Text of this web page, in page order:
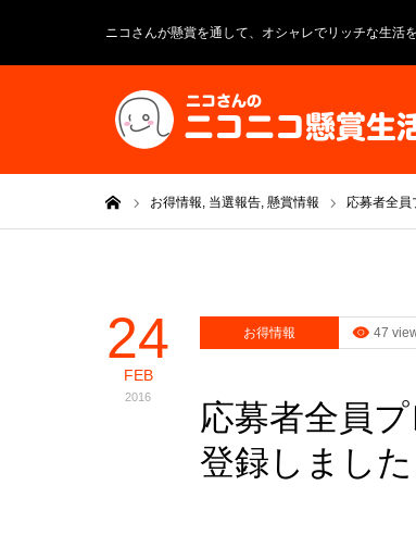
ニコさんが懸賞を通して、オシャレでリッチな生活
お得情報, 当選報告, 懸賞情報 応募者全
24
FEB
2016
お得情報 47
応募者全員
登録しました